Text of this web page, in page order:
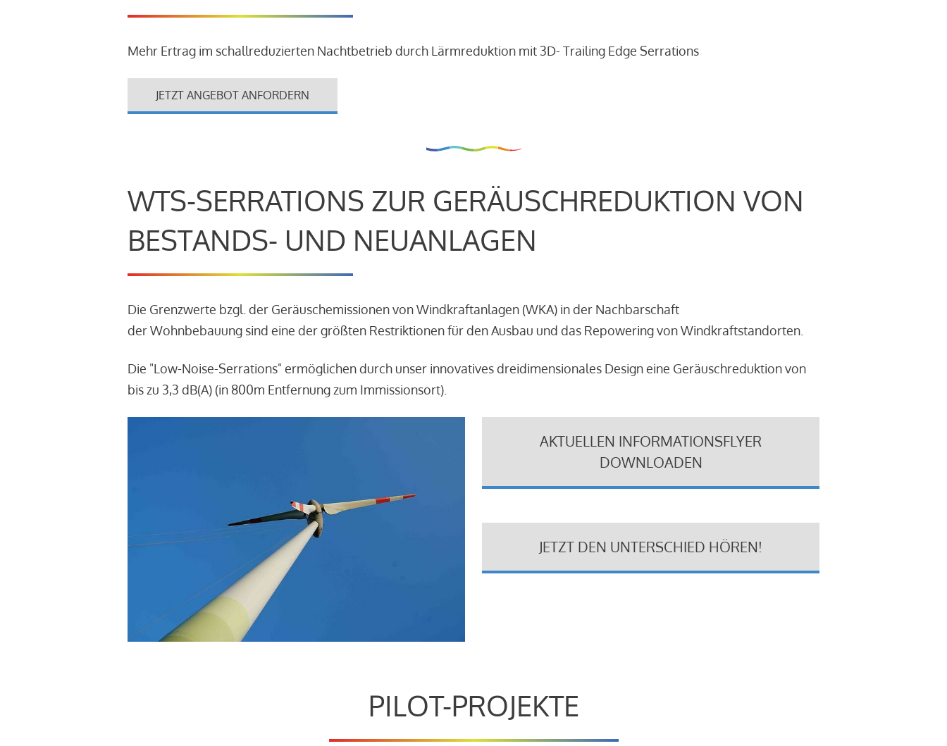
Mehr Ertrag im schallreduzierten Nachtbetrieb durch Lärmreduktion mit 3D- Trailing Edge Serrations
JETZT ANGEBOT ANFORDERN
WTS-SERRATIONS ZUR GERÄUSCHREDUKTION VON
BESTANDS- UND NEUANLAGEN
Die Grenzwerte bzgl. der Geräuschemissionen von Windkraftanlagen (WKA) in der Nachbarschaft
der Wohnbebauung sind eine der größten Restriktionen für den Ausbau und das Repowering von Windkraftstandorten.
Die "Low-Noise-Serrations" ermöglichen durch unser innovatives dreidimensionales Design eine Geräuschreduktion von
bis zu 3,3 dB(A) (in 800m Entfernung zum Immissionsort).
AKTUELLEN INFORMATIONSFLYER
DOWNLOADEN
JETZT DEN UNTERSCHIED HÖREN!
PILOT-PROJEKTE